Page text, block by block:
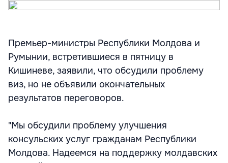
Премьер-министры Республики Молдова и
Румынии, встретившиеся в пятницу в
Кишиневе, заявили, что обсудили проблему
виз, но не объявили окончательных
результатов переговоров.
"Мы обсудили проблему улучшения
консульских услуг гражданам Республики
Молдова. Надеемся на поддержку молдавских